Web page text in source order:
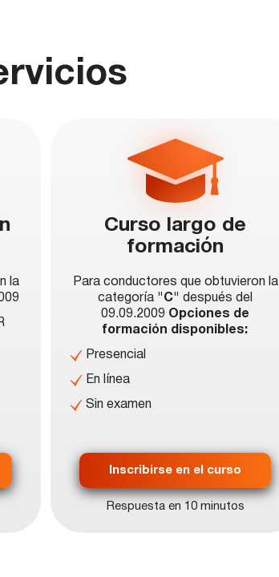
la
Curso largo de
formación
Para conductores que obtuvieron la
categoría "C" después del
09.09.2009 Opciones de
formación disponibles:
Presencial
En línea
Sin examen
Inscribirse en el curso
Respuesta en 10 minutos